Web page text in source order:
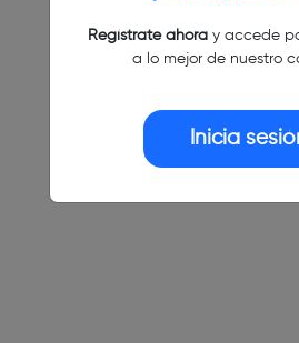
Regístrate ahoray accede
a lo mejor de nuestro
Inicia